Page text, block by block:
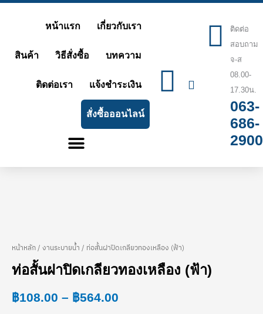
content
หน้าแรก เกี่ยวกับเรา
สินค้า วิธีสั่งซื้อ บทความ
ติดต่อเรา แจ้งชำระเงิน
สั่งซื้อออนไลน์
ติดต่อ
สอบถาม
จ-ส
08.00-
17.30น.
063-
686-
2900
หน้าหลัก / งานระบายน้ำ / ท่อสั้นฝาปิดเกลียวทองเหลือง (ฟ้า)
ท่อสั้นฝาปิดเกลียวทองเหลือง (ฟ้า)
฿108.00 – ฿564.00
Price
range:
จำนวน
ท่อ
สั้น